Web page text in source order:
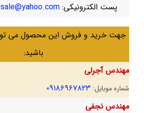
پست الکترونیکی:
جهت خرید و فروش این محصول می
باشید:
مهندس آجرلی
شماره موبایل: ۰۹۱۸۶۹۶۷۸۲۳
مهندس نجفی